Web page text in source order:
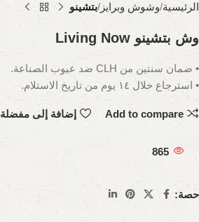
الرئيسية وشوش وبرايز بتشينو
وش بتشينو Living Now
• ضمان سنتين من CLH ضد عيوب الصناعة.
• استرجاع خلال ١٤ يوم من تاريخ الاستلام.
Add to compare إضافة إلى مفضلة
865
حصة: